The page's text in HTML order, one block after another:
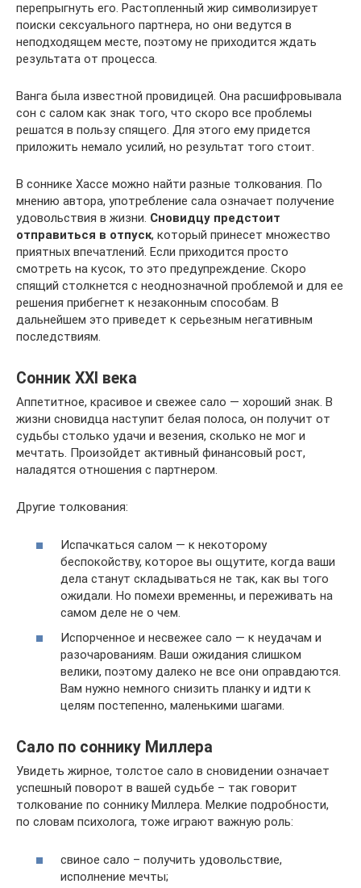
перепрыгнуть его. Растопленный жир символизирует
поиски сексуального партнера, но они ведутся в
неподходящем месте, поэтому не приходится ждать
результата от процесса.
Ванга была известной провидицей. Она расшифровывала
сон с салом как знак того, что скоро все проблемы
решатся в пользу спящего. Для этого ему придется
приложить немало усилий, но результат того стоит.
В соннике Хассе можно найти разные толкования. По
мнению автора, употребление сала означает получение
удовольствия в жизни. Сновидцу предстоит
отправиться в отпуск, который принесет множество
приятных впечатлений. Если приходится просто
смотреть на кусок, то это предупреждение. Скоро
спящий столкнется с неоднозначной проблемой и для ее
решения прибегнет к незаконным способам. В
дальнейшем это приведет к серьезным негативным
последствиям.
Сонник XXI века
Аппетитное, красивое и свежее сало — хороший знак. В
жизни сновидца наступит белая полоса, он получит от
судьбы столько удачи и везения, сколько не мог и
мечтать. Произойдет активный финансовый рост,
наладятся отношения с партнером.
Другие толкования:
Испачкаться салом — к некоторому
беспокойству, которое вы ощутите, когда ваши
дела станут складываться не так, как вы того
ожидали. Но помехи временны, и переживать на
самом деле не о чем.
Испорченное и несвежее сало — к неудачам и
разочарованиям. Ваши ожидания слишком
велики, поэтому далеко не все они оправдаются.
Вам нужно немного снизить планку и идти к
целям постепенно, маленькими шагами.
Сало по соннику Миллера
Увидеть жирное, толстое сало в сновидении означает
успешный поворот в вашей судьбе – так говорит
толкование по соннику Миллера. Мелкие подробности,
по словам психолога, тоже играют важную роль:
свиное сало – получить удовольствие,
исполнение мечты;